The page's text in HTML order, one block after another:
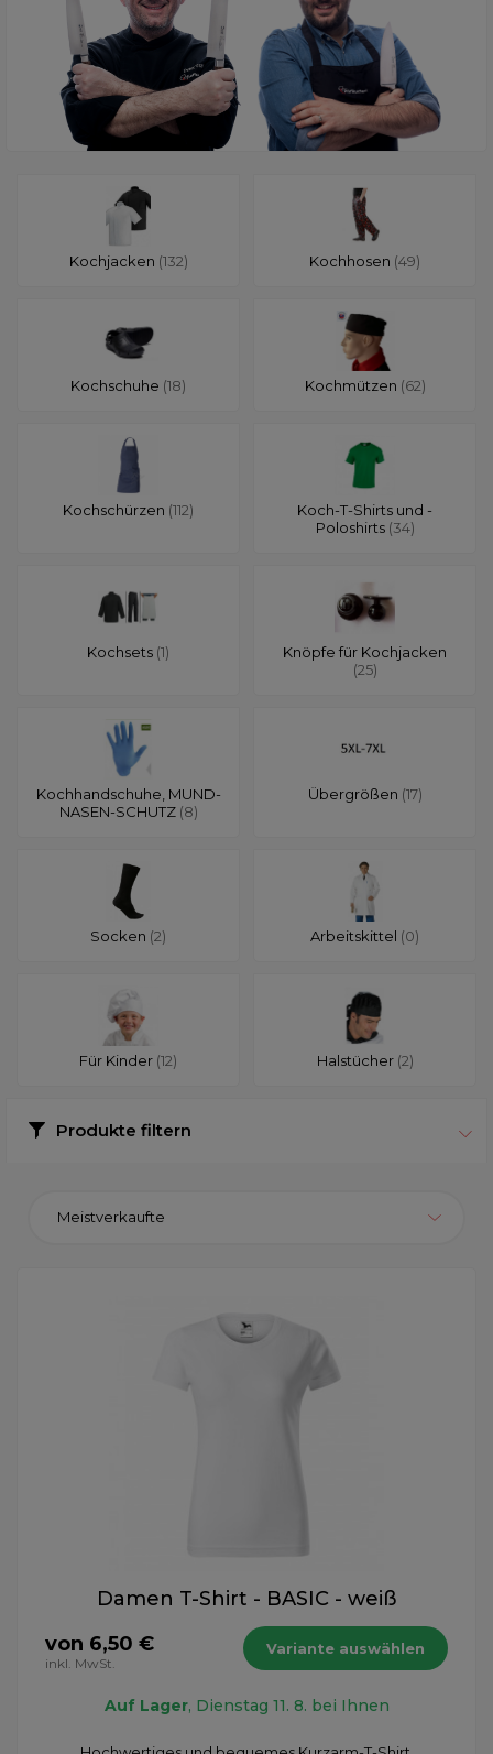
Kochjacken (132) Kochhosen (49)
Kochschuhe (18) Kochmützen (62)
Kochschürzen (112)
Koch-T-Shirts und -
Poloshirts (34)
Kochsets (1)
Knöpfe für Kochjacken
(25)
Kochhandschuhe, MUND-
NASEN-SCHUTZ (8)
Übergrößen (17)
Socken (2) Arbeitskittel (0)
Für Kinder (12) Halstücher (2)
Produkte filtern
Meistverkaufte
Damen T-Shirt - BASIC - weiß
von 6,50 €
inkl. MwSt.
Variante auswählen
Auf Lager, Dienstag 11. 8. bei Ihnen